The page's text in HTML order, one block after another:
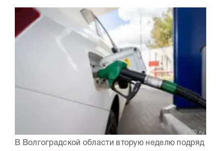
В Волгоградской области вторую неделю подряд